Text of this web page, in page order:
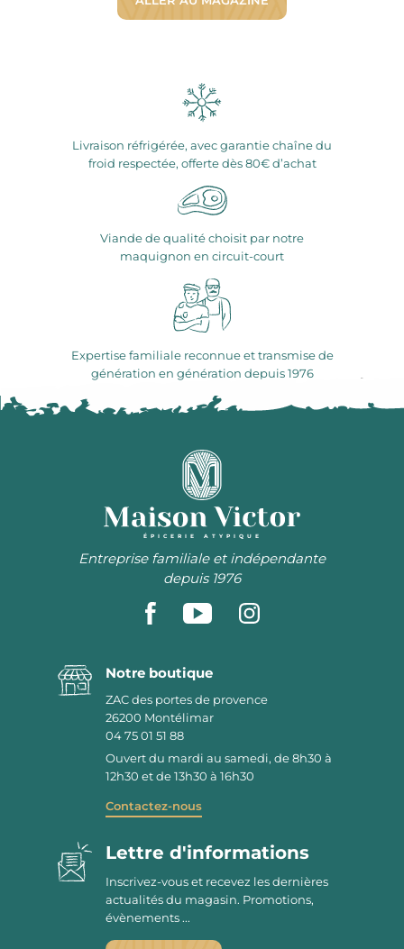
Livraison réfrigérée, avec garantie chaîne du
froid respectée, offerte dès 80€ d’achat
Viande de qualité choisit par notre
maquignon en circuit-court
Expertise familiale reconnue et transmise de
génération en génération depuis 1976
ÉPICERIE ATYPIQUE
Entreprise familiale et indépendante
depuis 1976
Notre boutique
ZAC des portes de provence
26200 Montélimar
04 75 01 51 88
Ouvert du mardi au samedi, de 8h30 à
12h30 et de 13h30 à 16h30
Contactez-nous
Lettre d'informations
Inscrivez-vous et recevez les dernières
actualités du magasin. Promotions,
évènements ...